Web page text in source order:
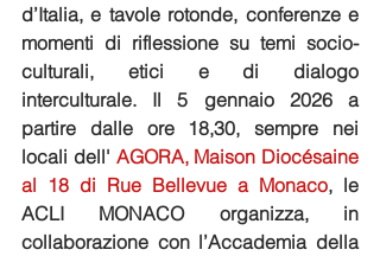
d’Italia, e tavole rotonde, conferenze e
momenti di riflessione su temi socio-
culturali, etici e di dialogo
interculturale. Il 5 gennaio 2026 a
partire dalle ore 18,30, sempre nei
locali dell' AGORA, Maison Diocésaine
al 18 di Rue Bellevue a Monaco, le
ACLI MONACO organizza, in
collaborazione con l’Accademia della